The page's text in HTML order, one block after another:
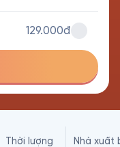
129.000đ
Thời lượng Nhà xuất